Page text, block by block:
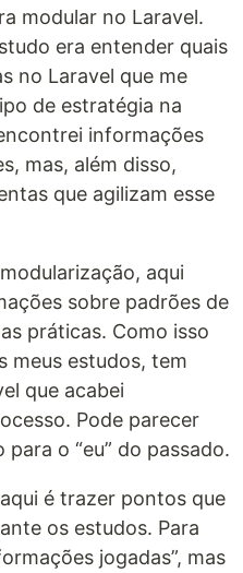
modular no Laravel.
era entender quais
no Laravel que me
de estratégia na
informações
mas, além disso,
que agilizam esse
aqui
sobre padrões de
práticas. Como isso
meus estudos, tem
que acabei
Pode parecer
o “eu” do passado.
é trazer pontos que
os estudos. Para
jogadas”, mas